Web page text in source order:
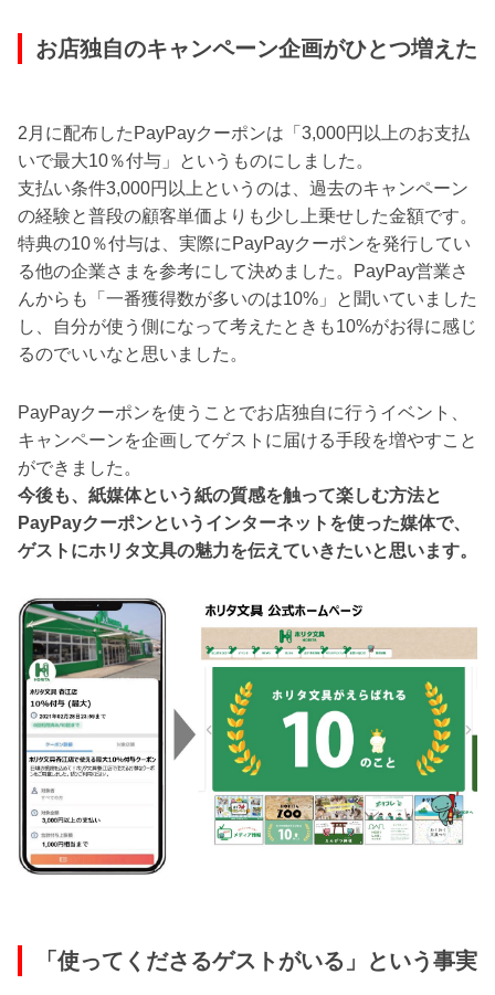
お店独自のキャンペーン企画がひとつ増えた
2月に配布したPayPayクーポンは「3,000円以上のお支払
いで最大10％付与」というものにしました。
支払い条件3,000円以上というのは、過去のキャンペーン
の経験と普段の顧客単価よりも少し上乗せした金額です。
特典の10％付与は、実際にPayPayクーポンを発行してい
る他の企業さまを参考にして決めました。PayPay営業さ
んからも「一番獲得数が多いのは10%」と聞いていました
し、自分が使う側になって考えたときも10%がお得に感じ
るのでいいなと思いました。
PayPayクーポンを使うことでお店独自に行うイベント、
キャンペーンを企画してゲストに届ける手段を増やすこと
ができました。
今後も、紙媒体という紙の質感を触って楽しむ方法と
PayPayクーポンというインターネットを使った媒体で、
ゲストにホリタ文具の魅力を伝えていきたいと思います。
「使ってくださるゲストがいる」という事実